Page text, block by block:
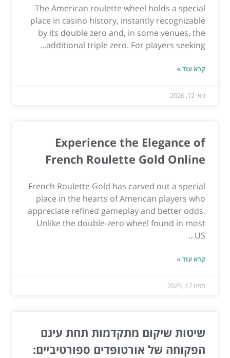
The American roulette wheel holds a special
place in casino history, instantly recognizable
by its double zero and, in some venues, the
additional triple zero. For players seeking...
קרא עוד »
מאי 12, 2026
Experience the Elegance of
French Roulette Gold Online
French Roulette Gold has carved out a special
place in the hearts of American players who
appreciate refined gameplay and better odds.
Unlike the double-zero wheel found in most
US...
קרא עוד »
ספט 17, 2025
שיטות שיקום מתקדמות תחת עינם
הפקוחה של אורטופדים ספורטיביים: